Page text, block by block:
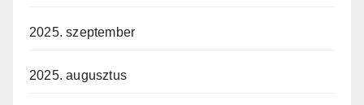
2025. szeptember
2025. augusztus